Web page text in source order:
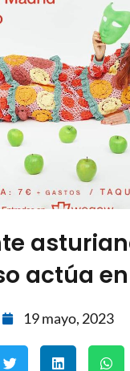
actúa
19 mayo, 2023